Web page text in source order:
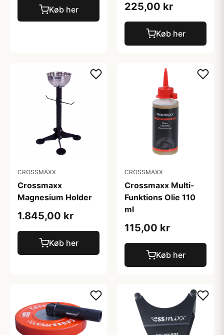
Køb her 225,00 kr
Køb her
CROSSMAXX
Crossmaxx
Magnesium Holder
1.845,00 kr
Køb her
CROSSMAXX
Crossmaxx Multi-
Funktions Olie 110
ml
115,00 kr
Køb her